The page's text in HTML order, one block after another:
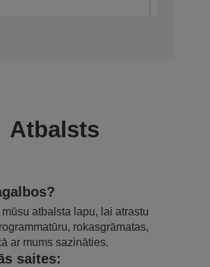
Atbalsts
atbalsta lapu, lai atrastu
rokasgrāmatas,
ar mums sazināties.
saites: